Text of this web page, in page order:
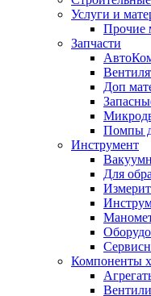
Услуги и
Прочие
Запчасти
Доп
Помпы
Инструмент
Для
Компоненты
Вентили